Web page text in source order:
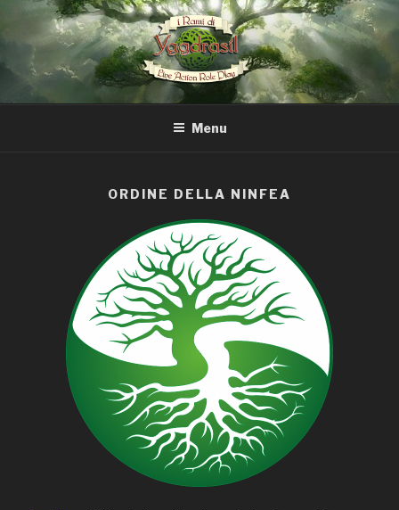
Salta
contenuto
I RAMI DI YGGDRASIL LARP
Menu
ORDINE DELLA NINFEA